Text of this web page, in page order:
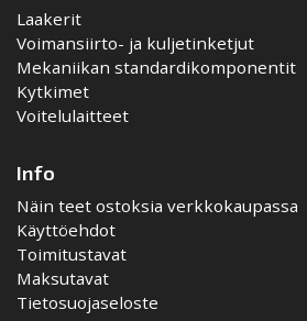
Laakerit
Voimansiirto- ja kuljetinketjut
Mekaniikan standardikomponentit
Kytkimet
Voitelulaitteet
Info
Näin teet ostoksia verkkokaupassa
Käyttöehdot
Toimitustavat
Maksutavat
Tietosuojaseloste